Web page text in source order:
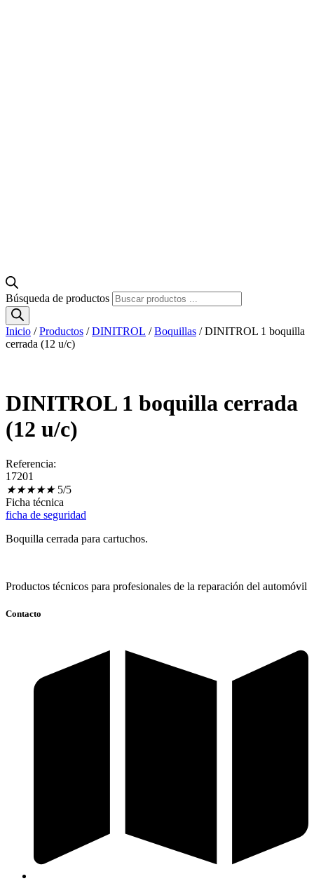
Búsqueda de productos
Inicio /Productos /DINITROL /Boquillas / DINITROL 1 boquilla
cerrada (12 u/c)
DINITROL 1 boquilla cerrada
(12 u/c)
Referencia:
17201
★★★★★ 5/5
Ficha técnica
ficha de seguridad
Boquilla cerrada para cartuchos.
Productos técnicos para profesionales de la reparación del automóvil
Contacto